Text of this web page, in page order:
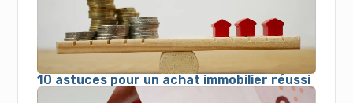
10 astuces pour un achat immobilier réussi